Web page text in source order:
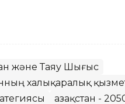
және Таяу Шығыс
халықаралық
Қазақстан -